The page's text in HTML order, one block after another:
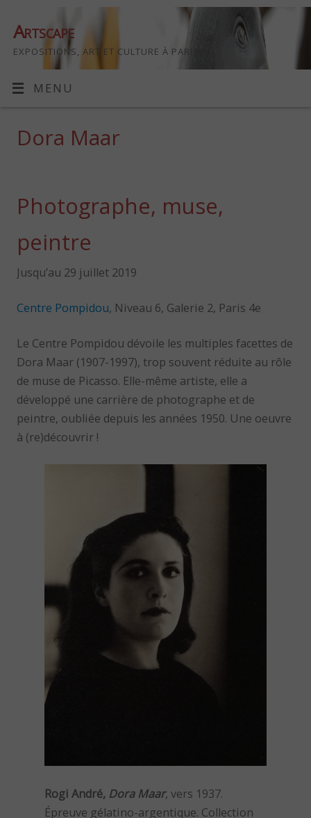
Artscape
EXPOSITIONS, ART ET CULTURE À PARIS
MENU
Dora Maar
Photographe, muse,
peintre
Jusqu’au 29 juillet 2019
Centre Pompidou, Niveau 6, Galerie 2, Paris 4e
Le Centre Pompidou dévoile les multiples facettes de
Dora Maar (1907-1997), trop souvent réduite au rôle
de muse de Picasso. Elle-même artiste, elle a
développé une carrière de photographe et de
peintre, oubliée depuis les années 1950. Une oeuvre
à (re)découvrir !
Rogi André, Dora Maar, vers 1937.
Épreuve gélatino-argentique. Collection